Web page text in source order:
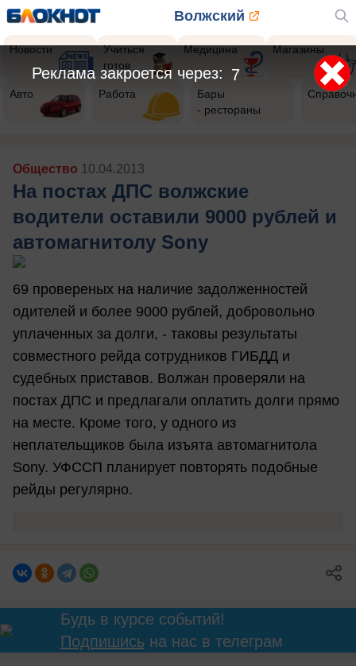
Волжский
Новости
Учиться
готов
Медицина Магазины
Авто Работа
Бары
- рестораны
Общество 10.04.2013
На постах ДПС волжские
водители оставили 9000 рублей и
автомагнитолу Sony
69 провереных на наличие задолженностей
одителей и более 9000 рублей, добровольно
уплаченных за долги, - таковы результаты
совместного рейда сотрудников ГИБДД и
судебных приставов. Волжан проверяли на
постах ДПС и предлагали оплатить долги прямо
на месте. Кроме того, у одного из
неплательщиков была изъята автомагнитола
Sony. УФССП планирует повторять подобные
рейды регулярно.
Будь в курсе событий!
Подпишисьна нас в телеграм
5
Реклама закроется через: